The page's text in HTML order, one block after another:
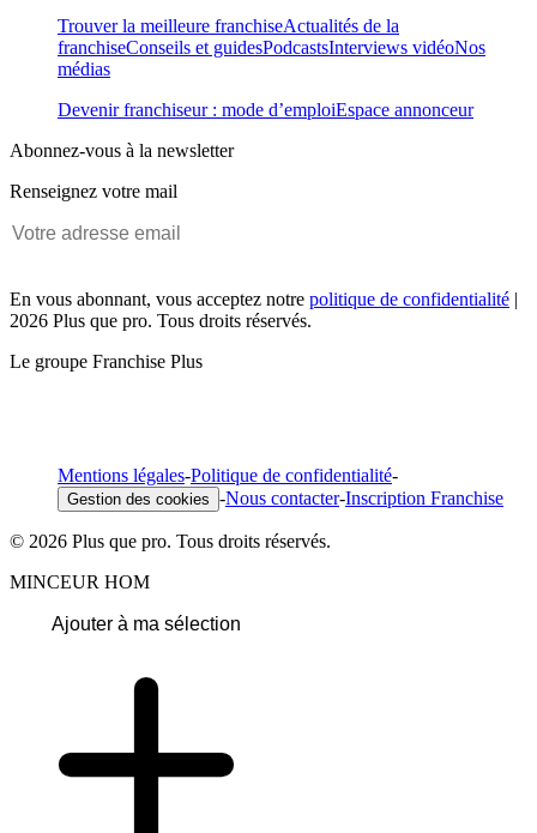
Trouver la meilleure franchiseActualités de la
franchiseConseils et guidesPodcastsInterviews vidéoNos
médias
Devenir franchiseur : mode d’emploiEspace annonceur
Abonnez-vous à la newsletter
Renseignez votre mail
En vous abonnant, vous acceptez notre politique de confidentialité |
2026 Plus que pro. Tous droits réservés.
Le groupe Franchise Plus
Mentions légales-Politique de confidentialité-
Gestion des cookies -Nous contacter-Inscription Franchise
© 2026 Plus que pro. Tous droits réservés.
MINCEUR HOM
Ajouter à ma sélection